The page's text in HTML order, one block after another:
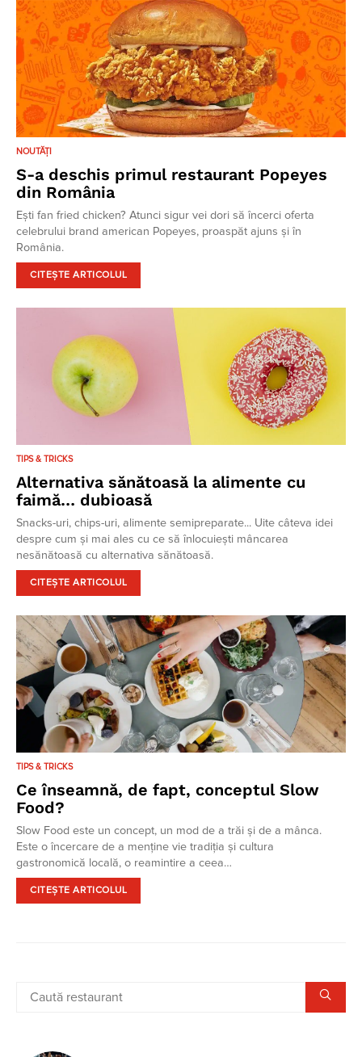
NOUTĂȚI
S-a deschis primul restaurant Popeyes
din România
Ești fan fried chicken? Atunci sigur vei dori să încerci oferta
celebrului brand american Popeyes, proaspăt ajuns și în
România.
CITEȘTE ARTICOLUL
TIPS & TRICKS
Alternativa sănătoasă la alimente cu
faimă… dubioasă
Snacks-uri, chips-uri, alimente semipreparate... Uite câteva idei
despre cum şi mai ales cu ce să înlocuiești mâncarea
nesănătoasă cu alternativa sănătoasă.
CITEȘTE ARTICOLUL
TIPS & TRICKS
Ce înseamnă, de fapt, conceptul Slow
Food?
Slow Food este un concept, un mod de a trăi și de a mânca.
Este o încercare de a menține vie tradiția și cultura
gastronomică locală, o reamintire a ceea…
CITEȘTE ARTICOLUL